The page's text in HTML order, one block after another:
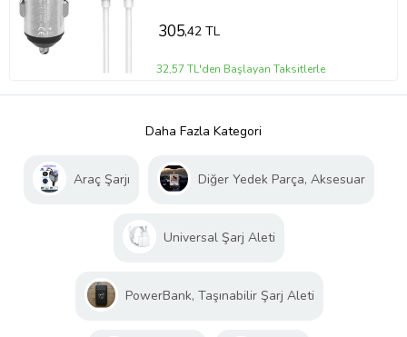
305,42 TL
32,57 TL'den Başlayan Taksitlerle
Daha Fazla Kategori
Araç Şarjı Diğer Yedek Parça, Aksesuar
Universal Şarj Aleti
PowerBank, Taşınabilir Şarj Aleti